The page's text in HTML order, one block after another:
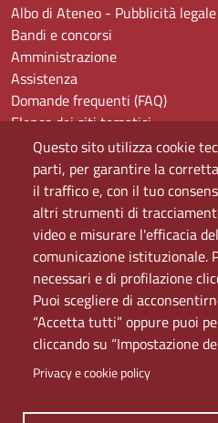
Questo sito utilizza cookie
parti, per garantire la
il traffico e, con il tuo
altri strumenti di
video e misurare l'efficacia
comunicazione istituzionale.
necessari e di profilazione
Puoi scegliere di
“Accetta tutti” oppure puoi
cliccando su “Impostazione
Privacy e cookie policy
Albo di Ateneo - Pubblicità legale
Bandi e concorsi
Amministrazione
Assistenza
Domande frequenti (FAQ)
Elenco dei siti tematici
Mappa del sito
PEC
Rete Wi-Fi Eduroam
Servizio Proxy
Guida all’uso del portale